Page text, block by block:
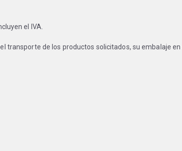
el IVA.
transporte de los productos solicitados, su embalaje